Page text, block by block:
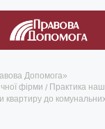
Допомога»
фірми
Практика
до комунальних